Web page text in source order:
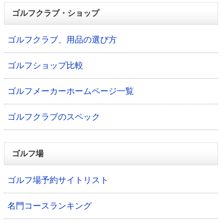
ゴルフクラブ・ショップ
ゴルフクラブ、用品の選び方
ゴルフショップ比較
ゴルフメーカーホームページ一覧
ゴルフクラブのスペック
ゴルフ場
ゴルフ場予約サイトリスト
名門コースランキング